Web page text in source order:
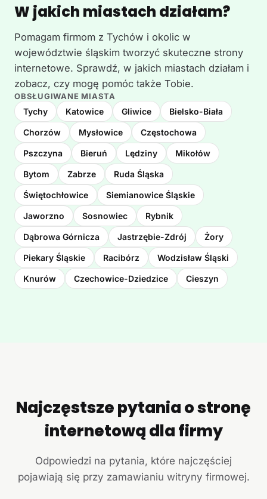
W jakich miastach działam?
Pomagam firmom z Tychów i okolic w
województwie śląskim tworzyć skuteczne strony
internetowe. Sprawdź, w jakich miastach działam i
zobacz, czy mogę pomóc także Tobie.
OBSŁUGIWANE MIASTA
Tychy Katowice Gliwice Bielsko-Biała
Chorzów Mysłowice Częstochowa
Pszczyna Bieruń Lędziny Mikołów
Bytom Zabrze Ruda Śląska
Świętochłowice Siemianowice Śląskie
Jaworzno Sosnowiec Rybnik
Dąbrowa Górnicza Jastrzębie-Zdrój Żory
Piekary Śląskie Racibórz Wodzisław Śląski
Knurów Czechowice-Dziedzice Cieszyn
Najczęstsze pytania o stronę
internetową dla firmy
Odpowiedzi na pytania, które najczęściej
pojawiają się przy zamawianiu witryny firmowej.